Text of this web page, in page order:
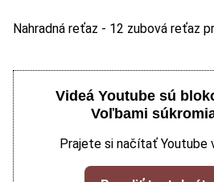
Nahradná reťaz - 12 zubová reťaz
Videá Youtube sú
Voľbami
Prajete si načítať Youtube